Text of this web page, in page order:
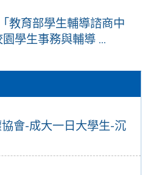
會-成大一日大學生-沉
「教育部學生輔導諮商中
學生事務與輔導 ...